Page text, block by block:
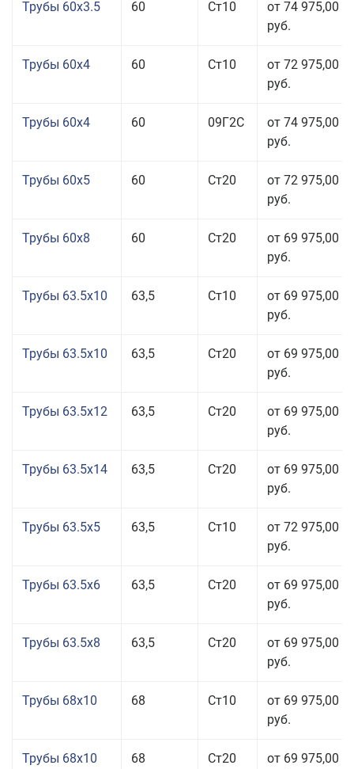
Трубы 60x3.5 60 Ст10
от 74 975,00
руб.
Трубы 60x4 60 Ст10
от 72 975,00
руб.
Трубы 60x4 60 09Г2С
от 74 975,00
руб.
Трубы 60x5 60 Ст20
от 72 975,00
руб.
Трубы 60x8 60 Ст20
от 69 975,00
руб.
Трубы 63.5x10 63,5 Ст10
от 69 975,00
руб.
Трубы 63.5x10 63,5 Ст20
от 69 975,00
руб.
Трубы 63.5x12 63,5 Ст20
от 69 975,00
руб.
Трубы 63.5x14 63,5 Ст20
от 69 975,00
руб.
Трубы 63.5x5 63,5 Ст10
от 72 975,00
руб.
Трубы 63.5x6 63,5 Ст20
от 69 975,00
руб.
Трубы 63.5x8 63,5 Ст20
от 69 975,00
руб.
Трубы 68x10 68 Ст10
от 69 975,00
руб.
Трубы 68x10 68 Ст20
от 69 975,00